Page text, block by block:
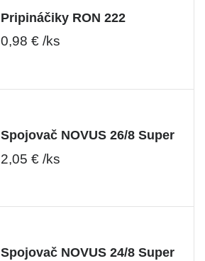
Pripináčiky RON 222
0,98 € /ks
Spojovač NOVUS 26/8 Super
2,05 € /ks
Spojovač NOVUS 24/8 Super